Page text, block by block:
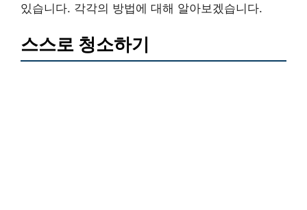
있습니다. 각각의 방법에 대해 알아보겠습니다.
스스로 청소하기